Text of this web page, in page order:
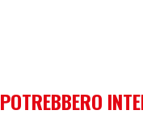
POTREBBERO